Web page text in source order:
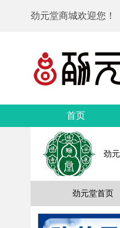
劲元堂商城欢迎您！
首页
劲
劲元堂首页